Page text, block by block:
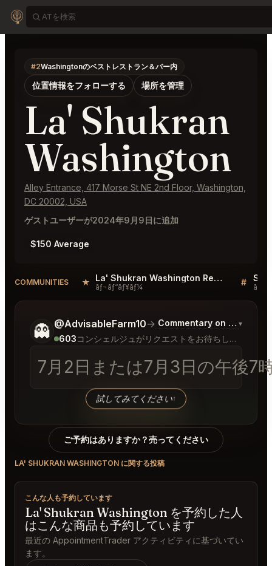
#2Washingtonのベストレストラン＆バー内
位置情報をフォローする 場所を管理
La' Shukran
Washington
Alley Entrance, 417 Morse St NE 2nd Floor, Washington,
DC 20002, USA
ゲストユーザーが2024年9月9日に追加
$150 Average
COMMUNITIES ★ La' Shukran Washington Reviews
ãƒ¬ãƒ“ãƒ¥ãƒ¼ #
👻 @AdvisableFarm10→ Commentary on Latest
▾
603 コンシェルジュがリクエストをお待ちしています
7月2日または7月3日の午後7
試してみてください↑
ご希望についてもう少し詳しく教えてください。
ご予約はありますか？売ってください
LA' SHUKRAN WASHINGTON に関する投稿
こんな人も予約しています
La' Shukran Washington を予約した人
はこんな商品も予約しています
最近の AppointmentTrader アクティビティに基づいてい
ます。